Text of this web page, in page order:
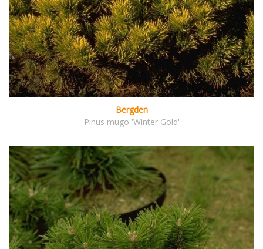
Bergden
Pinus mugo 'Winter Gold'